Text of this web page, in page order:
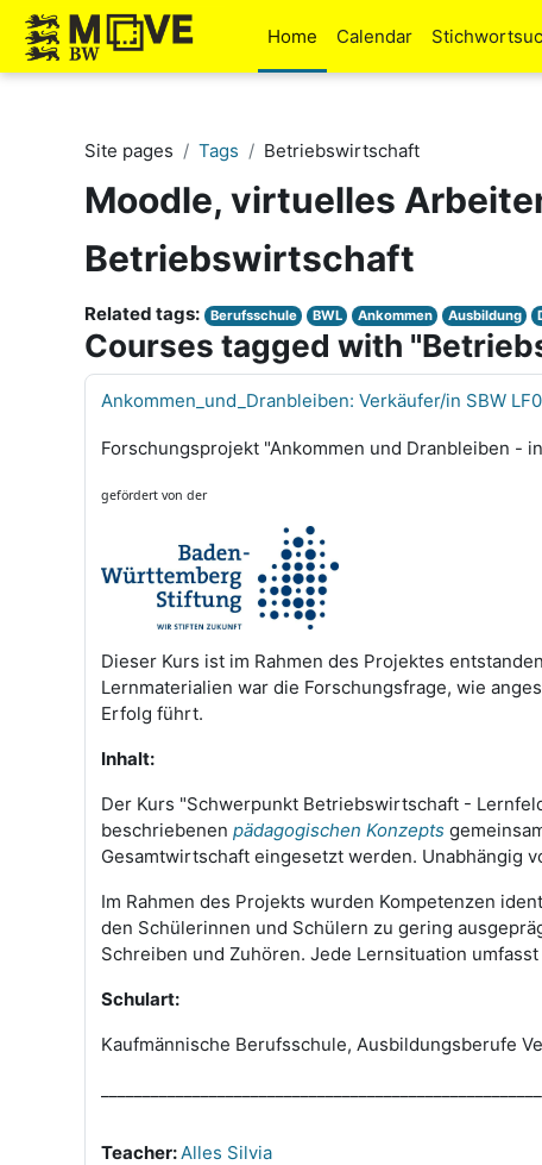
Skip to main content
Home
Calendar
Site pages Tags Betriebswirtschaft
Moodle, virtuelles
Betriebswirtschaft
Related tags: Berufsschule BWL Ankommen Ausbildung
Courses tagged with
Ankommen_und_Dranbleiben: Verkäufer/in SBW
Forschungsprojekt "Ankommen und Dranbleiben -
gefördert von der
Dieser Kurs ist im Rahmen des Projektes
Lernmaterialien war die Forschungsfrage, wie
Erfolg führt.
Inhalt:
Der Kurs "Schwerpunkt Betriebswirtschaft -
beschriebenen pädagogischen Konzepts
Gesamtwirtschaft eingesetzt werden. Unabhängig
Im Rahmen des Projekts wurden Kompetenzen
den Schülerinnen und Schülern zu gering
Schreiben und Zuhören. Jede Lernsituation
Schulart:
Kaufmännische Berufsschule, Ausbildungsberufe
Teacher:Alles Silvia